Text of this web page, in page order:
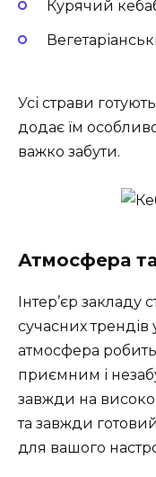
Курячий
Усі страви
додає їм
важко забути.
Атмосфера
Інтер’єр закладу
сучасних трендів
атмосфера
приємним і
завжди на
та завжди
для вашого